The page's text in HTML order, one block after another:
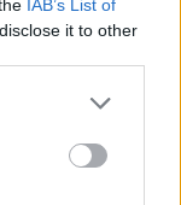
IAB’s List of
it to other
в свой